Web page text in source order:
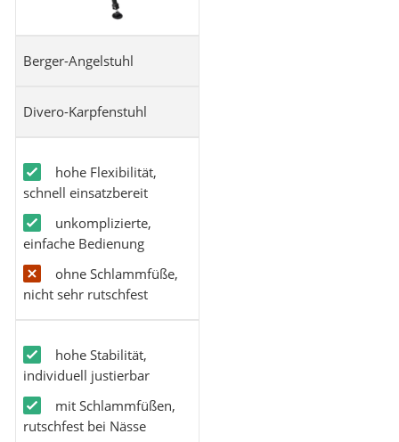
Berger-Angelstuhl
Divero-Karpfenstuhl
hohe Flexibilität,
schnell einsatzbereit
unkomplizierte,
einfache Bedienung
ohne Schlammfüße,
nicht sehr rutschfest
hohe Stabilität,
individuell justierbar
mit Schlammfüßen,
rutschfest bei Nässe